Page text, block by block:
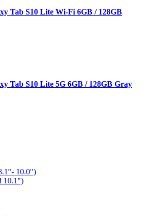
Tab S10 Lite Wi-Fi 6GB / 128GB
Tab S10 Lite 5G 6GB / 128GB Gray
10.0")
10.1")